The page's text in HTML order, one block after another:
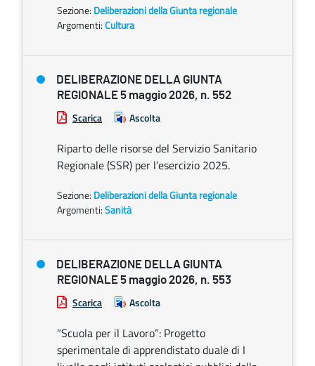
Sezione: Deliberazioni della Giunta regionale
Argomenti:Cultura
DELIBERAZIONE DELLA GIUNTA
REGIONALE 5 maggio 2026, n. 552
Scarica Ascolta
Riparto delle risorse del Servizio Sanitario
Regionale (SSR) per l’esercizio 2025.
Sezione: Deliberazioni della Giunta regionale
Argomenti:Sanità
DELIBERAZIONE DELLA GIUNTA
REGIONALE 5 maggio 2026, n. 553
Scarica Ascolta
“Scuola per il Lavoro”: Progetto
sperimentale di apprendistato duale di I